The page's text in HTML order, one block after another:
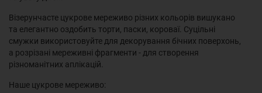
Візерунчасте цукрове мереживо різних кольорів вишукано
та елегантно оздобить торти, паски, короваї. Суцільні
смужки використовуйте для декорування бічних поверхонь,
а розрізані мереживні фрагменти - для створення
різноманітних аплікацій.
Наше цукрове мереживо: